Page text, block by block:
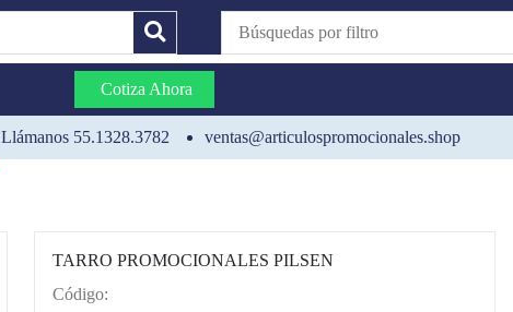
Cotiza Ahora
Llámanos 55.1328.3782
ventas@articulospromocionales.shop
TARRO PROMOCIONALES PILSEN
Código: